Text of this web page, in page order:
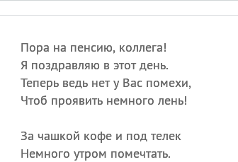
Пора на пенсию, коллега!
Я поздравляю в этот день.
Теперь ведь нет у Вас помехи,
Чтоб проявить немного лень!
За чашкой кофе и под телек
Немного утром помечтать.